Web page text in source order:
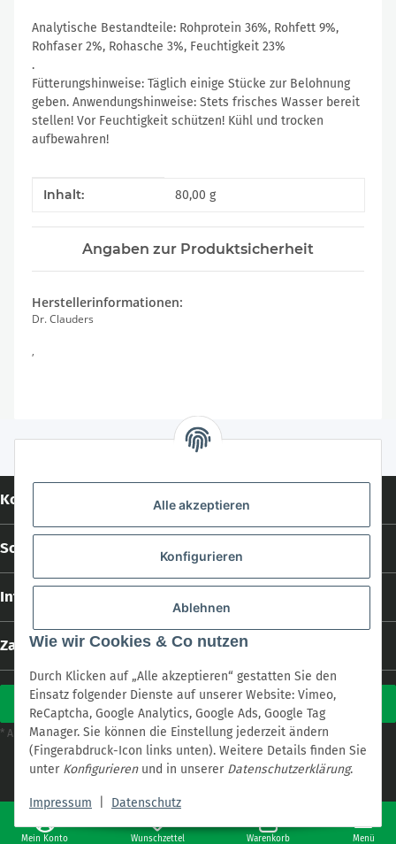
Alle akzeptieren
Konfigurieren
Ablehnen
Wie wir Cookies & Co nutzen
Durch Klicken auf „Alle akzeptieren“ gestatten Sie den
Einsatz folgender Dienste auf unserer Website: Vimeo,
ReCaptcha, Google Analytics, Google Ads, Google Tag
Manager. Sie können die Einstellung jederzeit ändern
(Fingerabdruck-Icon links unten). Weitere Details finden Sie
unter Konfigurierenund in unserer Datenschutzerklärung.
Impressum Datenschutz
Mein Konto Wunschzettel Warenkorb Menü
Analytische Bestandteile: Rohprotein 36%, Rohfett 9%,
Rohfaser 2%, Rohasche 3%, Feuchtigkeit 23%
.
Fütterungshinweise: Täglich einige Stücke zur Belohnung
geben. Anwendungshinweise: Stets frisches Wasser bereit
stellen! Vor Feuchtigkeit schützen! Kühl und trocken
aufbewahren!
Produkteigenschaft
Wert
Inhalt: 80,00 g
Angaben zur Produktsicherheit
Herstellerinformationen:
Dr. Clauders
,
Kontakt
Social Media
Informationen
Zahlungs- und Versandarten
Vertrag widerrufen
* Alle Preise inkl. gesetzlicher USt., zzgl.Versand
* Alle Preise inkl. gesetzlicher USt., zzgl.Versand